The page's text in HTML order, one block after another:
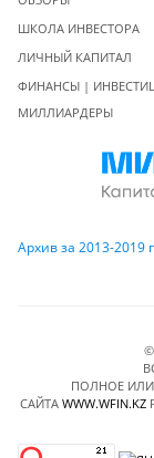
ШКОЛА ИНВЕСТОРА
ЛИЧНЫЙ КАПИТАЛ
ФИНАНСЫ |
МИЛЛИАРДЕРЫ
Архив за 2013-2019
ПОЛНОЕ
САЙТА WWW.WFIN.KZ